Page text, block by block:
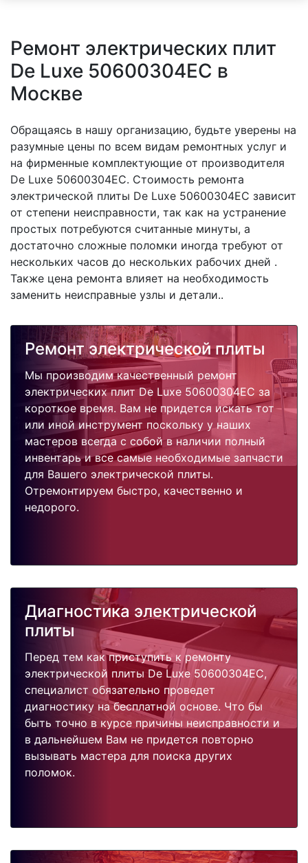
Ремонт электрических плит
De Luxe 50600304EC в
Москве
Обращаясь в нашу организацию, будьте уверены на
разумные цены по всем видам ремонтных услуг и
на фирменные комплектующие от производителя
De Luxe 50600304EC. Стоимость ремонта
электрической плиты De Luxe 50600304EC зависит
от степени неисправности, так как на устранение
простых потребуются считанные минуты, а
достаточно сложные поломки иногда требуют от
нескольких часов до нескольких рабочих дней .
Также цена ремонта влияет на необходимость
заменить неисправные узлы и детали..
Ремонт электрической плиты
Мы производим качественный ремонт
электрических плит De Luxe 50600304EC за
короткое время. Вам не придется искать тот
или иной инструмент поскольку у наших
мастеров всегда с собой в наличии полный
инвентарь и все самые необходимые запчасти
для Вашего электрической плиты.
Отремонтируем быстро, качественно и
недорого.
Диагностика электрической
плиты
Перед тем как приступить к ремонту
электрической плиты De Luxe 50600304EC,
специалист обязательно проведет
диагностику на бесплатной основе. Что бы
быть точно в курсе причины неисправности и
в дальнейшем Вам не придется повторно
вызывать мастера для поиска других
поломок.